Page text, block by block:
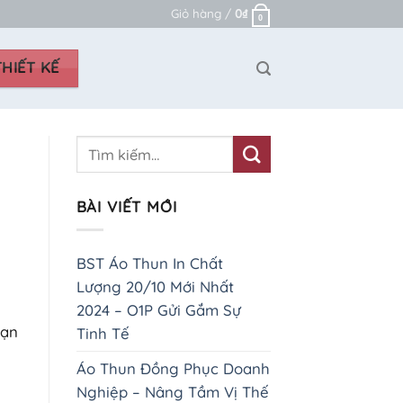
Giỏ hàng / 0₫ 0
KẾ
BÀI VIẾT MỚI
BST Áo Thun In Chất
Lượng 20/10 Mới Nhất
2024 – O1P Gửi Gắm Sự
Tinh Tế
Áo Thun Đồng Phục Doanh
Nghiệp – Nâng Tầm Vị Thế